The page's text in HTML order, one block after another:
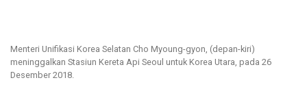
Menteri Unifikasi Korea Selatan Cho Myoung-gyon, (depan-kiri)
meninggalkan Stasiun Kereta Api Seoul untuk Korea Utara, pada 26
Desember 2018.